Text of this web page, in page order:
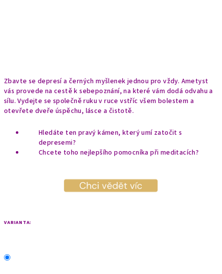
Zbavte se depresí a černých myšlenek jednou pro vždy. Ametyst
vás provede na cestě k sebepoznání, na které vám dodá odvahu a
sílu. Vydejte se společně ruku v ruce vstříc všem bolestem a
otevřete dveře úspěchu, lásce a čistotě.
Hledáte ten pravý kámen, který umí zatočit s
depresemi?
Chcete toho nejlepšího pomocníka při meditacích?
VARIANTA: